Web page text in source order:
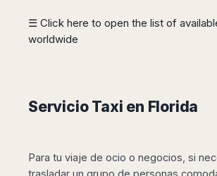
Linz
Salzburg
Guwahati
Jaipur
Lucknow
Mumbai
Mysore
Colombia
Bogotá
Andrés
☰ Click here to open the list of
worldwide
Servicio Taxi en Florida
Para tu viaje de ocio o negocios, si
trasladar un grupo de personas